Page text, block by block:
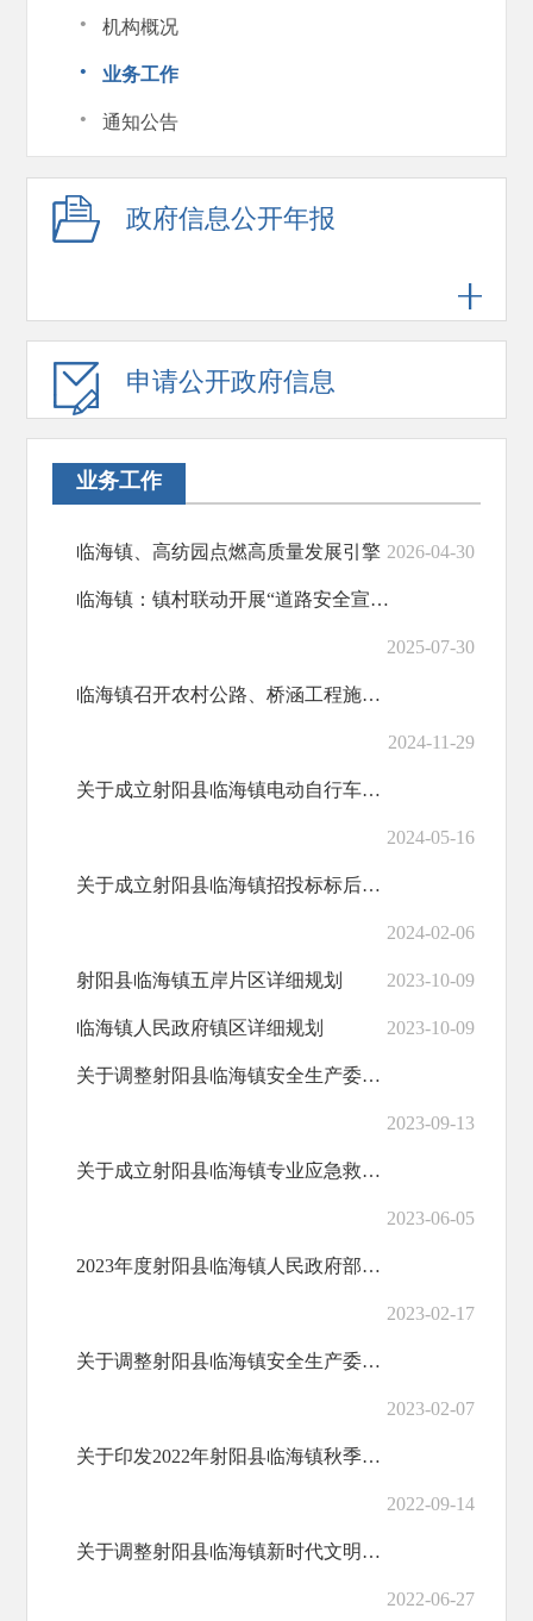
· 机构概况
· 业务工作
· 通知公告
政府信息公开年报
申请公开政府信息
业务工作
临海镇、高纺园点燃高质量发展引擎 2026-04-30
临海镇：镇村联动开展“道路安全宣传 警示片筑牢安全防线”宣传活动
2025-07-30
临海镇召开农村公路、桥涵工程施工推进会
2024-11-29
关于成立射阳县临海镇电动自行车消防安全专项整治工作专班的通知
2024-05-16
关于成立射阳县临海镇招投标标后履约监管领导小组的通知
2024-02-06
射阳县临海镇五岸片区详细规划 2023-10-09
临海镇人民政府镇区详细规划 2023-10-09
关于调整射阳县临海镇安全生产委员会成员的通知
2023-09-13
关于成立射阳县临海镇专业应急救援队伍的通知
2023-06-05
2023年度射阳县临海镇人民政府部门预算公开
2023-02-17
关于调整射阳县临海镇安全生产委员会成员的通知
2023-02-07
关于印发2022年射阳县临海镇秋季重大动物疫病集中防疫行动方案的通知
2022-09-14
关于调整射阳县临海镇新时代文明实践所领导小组的通知
2022-06-27